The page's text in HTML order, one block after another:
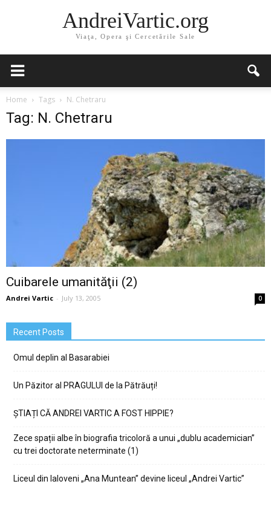
AndreiVartic.org
Viaţa, Opera şi Cercetările Sale
Home Tags N. Chetraru
Tag: N. Chetraru
Cuibarele umanităţii (2)
Andrei Vartic - July 13, 2005 0
Recent Posts
Omul deplin al Basarabiei
Un Păzitor al PRAGULUI de la Pătrăuți!
ȘTIAȚI CĂ ANDREI VARTIC A FOST HIPPIE?
Zece spații albe în biografia tricoloră a unui „dublu academician”
cu trei doctorate neterminate (1)
Liceul din Ialoveni „Ana Muntean” devine liceul „Andrei Vartic”